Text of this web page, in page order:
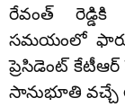
రేవంత్
సమయంలో
ప్రెసిడెంట్
సానుభూతి వచ్చే